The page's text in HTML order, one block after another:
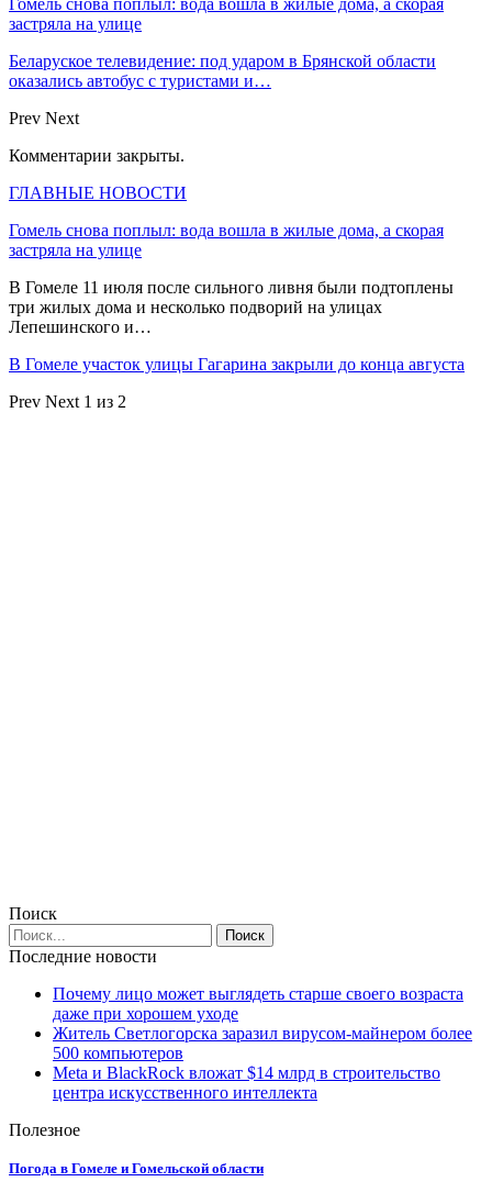
застряла на улице
Беларуское телевидение: под ударом в Брянской области
оказались автобус с туристами и…
Prev Next
Комментарии закрыты.
ГЛАВНЫЕ НОВОСТИ
Гомель снова поплыл: вода вошла в жилые дома, а скорая
застряла на улице
В Гомеле 11 июля после сильного ливня были подтоплены
три жилых дома и несколько подворий на улицах
Лепешинского и…
В Гомеле участок улицы Гагарина закрыли до конца августа
Prev Next 1 из 2
Поиск
Последние новости
Почему лицо может выглядеть старше своего возраста
даже при хорошем уходе
Житель Светлогорска заразил вирусом-майнером более
500 компьютеров
Meta и BlackRock вложат $14 млрд в строительство
центра искусственного интеллекта
Полезное
Погода в Гомеле и Гомельской области